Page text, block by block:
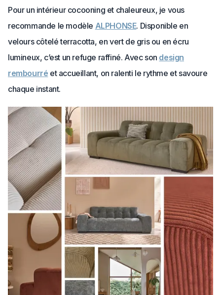
Pour un intérieur cocooning et chaleureux, je vous
recommande le modèle ALPHONSE. Disponible en
velours côtelé terracotta, en vert de gris ou en écru
lumineux, c’est un refuge raffiné. Avec son design
rembourré et accueillant, on ralenti le rythme et savoure
chaque instant.